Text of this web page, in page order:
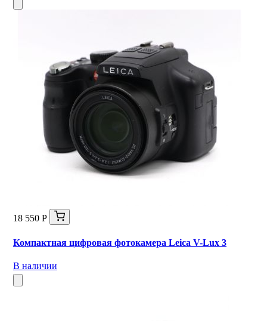
18 550 Р
Компактная цифровая фотокамера Leica V-Lux 3
В наличии